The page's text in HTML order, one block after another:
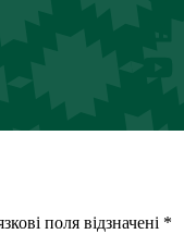
поля відзначені *